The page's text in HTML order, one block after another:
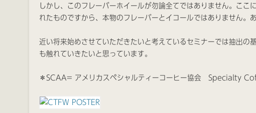
しかし、このフレーバーホイールが勿論全てではありません。こ
れたものですから、本物のフレーバーとイコールではありません。
近い将来始めさせていただきたいと考えているセミナーでは抽出の
も触れていきたいと思っています。
＊SCAA= アメリカスペシャルティーコーヒー協会 Specialty